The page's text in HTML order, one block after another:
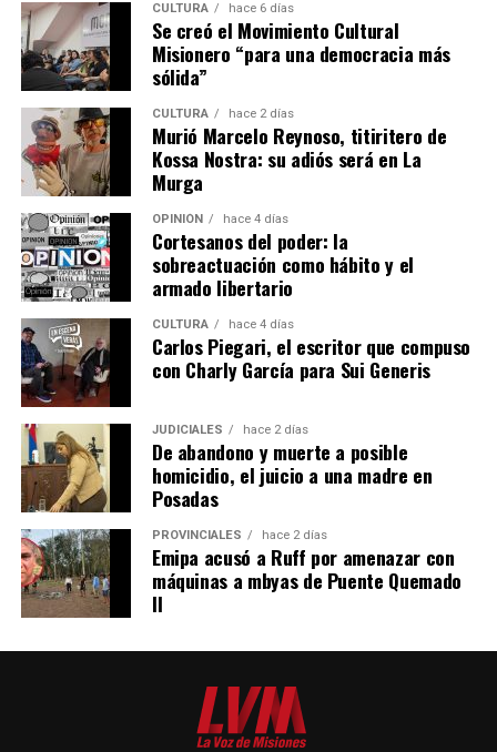
Finalmente, este domingo los miembros de la
comunidad
regresaron al predio
con personal policial. Además, según material
fotográfico difundido por el grupo de activistas
Rebelión
o Extinción Misiones, el propio empresario habría
arribado al lugar cubriendo su rostro con un
pasamontaña.
Entre las normativas vigentes que amparan a las
comunidades se encuentran: la Constitución Nacional,
artículo 75, inciso 17; Convenio 169 de la OIT; Ley
24.071, instrumento que obliga al Estado a garantizar la
consulta previa, libre e informada ante medidas que los
afecten-; Declaración ONU (2007), así como convenios y
tratados internacionales de jerarquía constitucional.
CULTURA hace 6 días
Se creó el Movimiento Cultural
Misionero “para una democracia más
sólida”
CULTURA hace 2 días
Murió Marcelo Reynoso, titiritero de
Kossa Nostra: su adiós será en La
Murga
OPINIÓN hace 4 días
Cortesanos del poder: la
sobreactuación como hábito y el
armado libertario
CULTURA hace 4 días
Carlos Piegari, el escritor que compuso
con Charly García para Sui Generis
JUDICIALES hace 2 días
De abandono y muerte a posible
homicidio, el juicio a una madre en
Posadas
PROVINCIALES hace 2 días
Emipa acusó a Ruff por amenazar con
máquinas a mbyas de Puente Quemado
II